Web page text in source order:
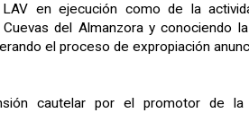
en ejecución como de la
del Almanzora y conociendo
el proceso de expropiación
cautelar por el promotor de